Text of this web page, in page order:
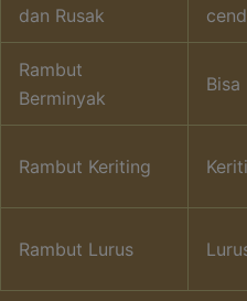
dan Rusak
Rambut
Berminyak
Bisa
Rambut Keriting
Rambut Lurus